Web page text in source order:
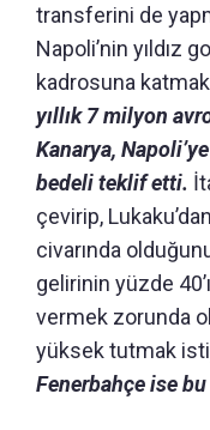
transferini de
Napoli’nin yıldız
kadrosuna
yıllık 7 milyon
Kanarya,
bedeli teklif etti.
çevirip,
civarında
gelirinin yüzde
vermek zorunda
yüksek tutmak
Fenerbahçe ise